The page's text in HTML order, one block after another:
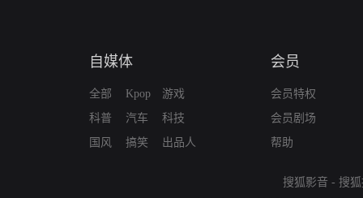
自媒体
全部
科普
国风
Kpop
汽车
搞笑
游戏
科技
出品人
会员
会员特权
会员剧场
帮助
搜狐影音 - 搜